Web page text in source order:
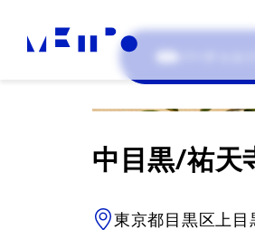
中目黒/祐
東京都目黒区上目